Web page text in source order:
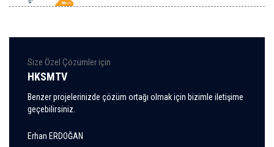
Size Özel Çözümler için
HKSMTV
Benzer projelerinizde çözüm ortağı olmak için bizimle iletişime
geçebilirsiniz.
Erhan ERDOĞAN